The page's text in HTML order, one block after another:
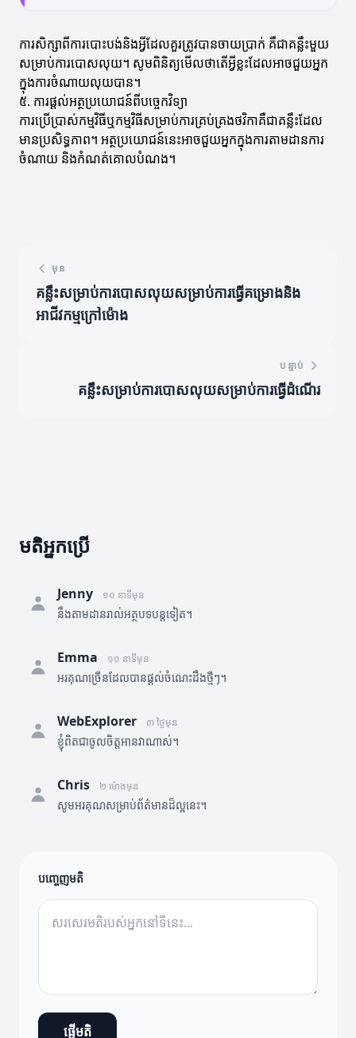
ការសិក្សាពីការបោះបង់និងអ្វីដែលគួរត្រូវបានចាយប្រាក់ គឺជាគន្លឹះមួយ
សម្រាប់ការបោសលុយ។ សូមពិនិត្យមើលថាតើអ្វីខ្លះដែលអាចជួយអ្នក
ក្នុងការចំណាយលុយបាន។
៥. ការផ្តល់អត្ថប្រយោជន៍ពីបច្ចេកវិទ្យា
ការប្រើប្រាស់កម្មវិធីឬកម្មវិធីសម្រាប់ការគ្រប់គ្រងថវិកាគឺជាគន្លឹះដែល
មានប្រសិទ្ធភាព។ អត្ថប្រយោជន៍នេះអាចជួយអ្នកក្នុងការតាមដានការ
ចំណាយ និងកំណត់គោលបំណង។
មុន
គន្លឹះសម្រាប់ការបោសលុយសម្រាប់ការធ្វើគម្រោងនិង
អាជីវកម្មក្រៅម៉ោង
បន្ទាប់
គន្លឹះសម្រាប់ការបោសលុយសម្រាប់ការធ្វើដំណើរ
មតិអ្នកប្រើ
Jenny ១០ នាទីមុន
នឹងតាមដានរាល់អត្ថបទបន្តទៀត។
Emma ១០ នាទីមុន
អរគុណច្រើនដែលបានផ្តល់ចំណេះដឹងថ្មីៗ។
WebExplorer ៣ ថ្ងៃមុន
ខ្ញុំពិតជាចូលចិត្តអានវាណាស់។
Chris ២ ម៉ោងមុន
សូមអរគុណសម្រាប់ព័ត៌មានដ៏ល្អនេះ។
បញ្ចេញមតិ
ផ្ញើមតិ